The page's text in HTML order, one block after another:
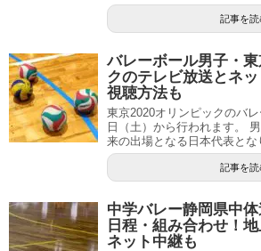
記事を読
バレーボール男子・
クのテレビ放送とネ
視聴方法も
東京2020オリンピックのバ
日（土）から行われます。
来の出場となる日本代表とな
記事を読
中学バレー静岡県中
日程・組み合わせ！
ネット中継も